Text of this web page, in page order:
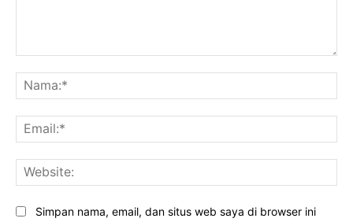
Simpan nama, email, dan situs web saya di browser ini